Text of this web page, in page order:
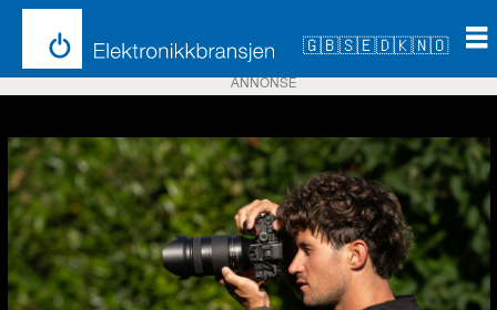
🇬🇧🇸🇪🇩🇰🇳🇴
Emne:
samyang
ANNONSE